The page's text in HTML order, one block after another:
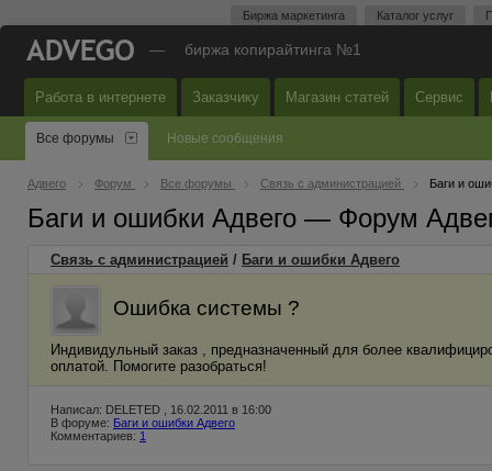
Биржа маркетинга Каталог услуг
— биржа копирайтинга №1
Работа в интернете Заказчику Магазин статей Сервис
Все форумы Новые сообщения
Адвего Форум Все форумы Связь с администрацией Баги и
Баги и ошибки Адвего — Форум
Связь с администрацией / Баги и ошибки Адвего
Ошибка системы ?
Индивидульный заказ , предназначенный для более
оплатой. Помогите разобраться!
Написал: DELETED , 16.02.2011 в 16:00
В форуме: Баги и ошибки Адвего
Комментариев: 1